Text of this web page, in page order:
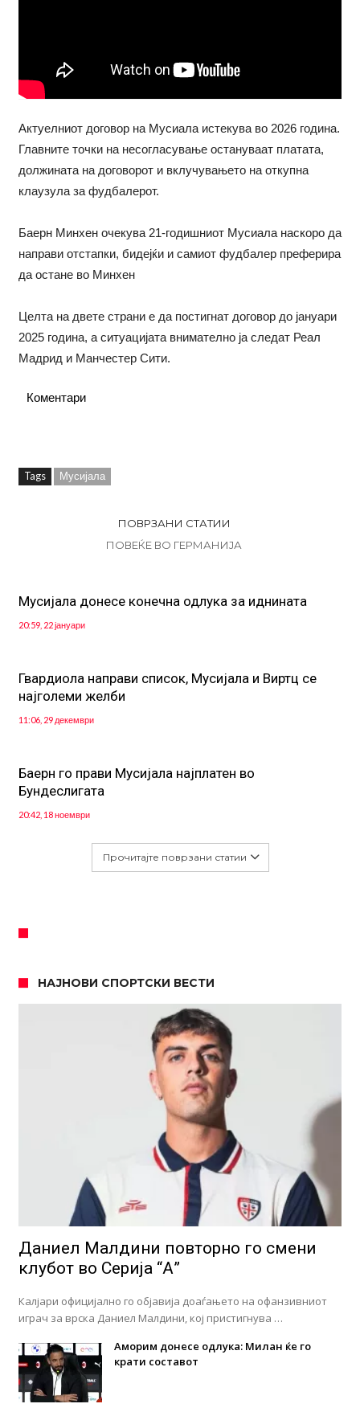
Актуелниот договор на Мусиала истекува во 2026 година.
Главните точки на несогласување остануваат платата,
должината на договорот и вклучувањето на откупна
клаузула за фудбалерот.
Баерн Минхен очекува 21-годишниот Мусиала наскоро да
направи отстапки, бидејќи и самиот фудбалер преферира
да остане во Минхен
Целта на двете страни е да постигнат договор до јануари
2025 година, а ситуацијата внимателно ја следат Реал
Мадрид и Манчестер Сити.
Коментари
Tags Мусијала
ПОВРЗАНИ СТАТИИ
ПОВЕЌЕ ВО ГЕРМАНИЈА
Мусијала донесе конечна одлука за иднината
20:59, 22 јануари
Гвардиола направи список, Мусијала и Виртц се
најголеми желби
11:06, 29 декември
Баерн го прави Мусијала најплатен во
Бундеслигата
20:42, 18 ноември
Прочитајте поврзани статии
НАЈНОВИ СПОРТСКИ ВЕСТИ
Даниел Малдини повторно го смени
клубот во Серија “А”
Калјари официјално го објавија доаѓањето на офанзивниот
играч за врска Даниел Малдини, кој пристигнува …
Аморим донесе одлука: Милан ќе го
крати составот